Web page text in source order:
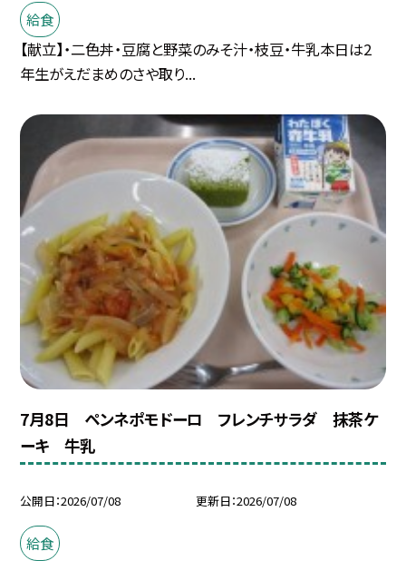
給食
【献立】・二色丼・豆腐と野菜のみそ汁・枝豆・牛乳本日は2
年生がえだまめのさや取り...
7月8日 ペンネポモドーロ フレンチサラダ 抹茶ケ
ーキ 牛乳
公開日 2026/07/08 更新日 2026/07/08
給食